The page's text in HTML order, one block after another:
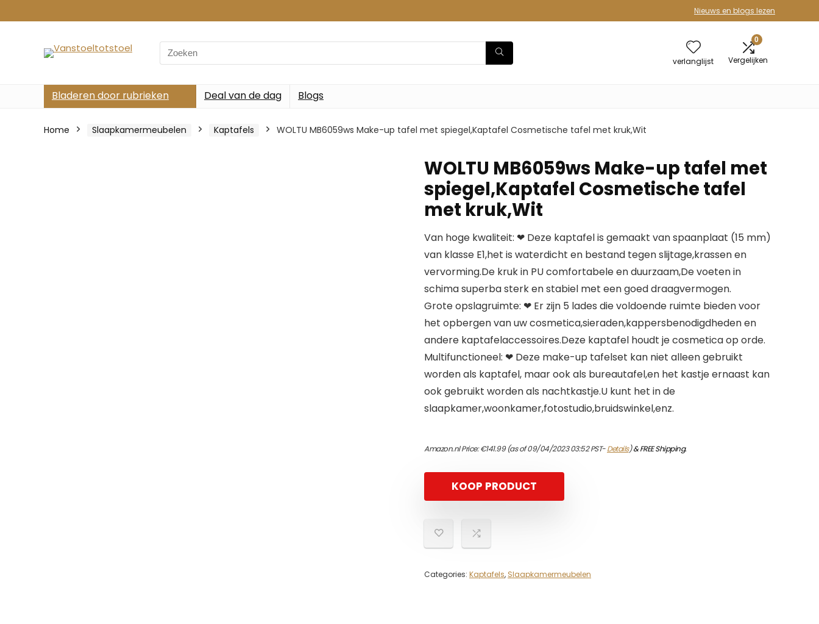
Nieuws en blogs lezen
Search
for:
verlanglijst
0
Vergelijken
Bladeren door rubrieken Deal van de dag Blogs
Home Slaapkamermeubelen Kaptafels WOLTU MB6059ws Make-up tafel met spiegel,Kaptafel Cosmetische tafel met kruk,Wit
WOLTU MB6059ws Make-up tafel met
spiegel,Kaptafel Cosmetische tafel
met kruk,Wit
Van hoge kwaliteit: ❤ Deze kaptafel is gemaakt van spaanplaat (15 mm)
van klasse E1,het is waterdicht en bestand tegen slijtage,krassen en
vervorming.De kruk in PU comfortabele en duurzaam,De voeten in
schima superba sterk en stabiel met een goed draagvermogen.
Grote opslagruimte: ❤ Er zijn 5 lades die voldoende ruimte bieden voor
het opbergen van uw cosmetica,sieraden,kappersbenodigdheden en
andere kaptafelaccessoires.Deze kaptafel houdt je cosmetica op orde.
Multifunctioneel: ❤ Deze make-up tafelset kan niet alleen gebruikt
worden als kaptafel, maar ook als bureautafel,en het kastje ernaast kan
ook gebruikt worden als nachtkastje.U kunt het in de
slaapkamer,woonkamer,fotostudio,bruidswinkel,enz.
Amazon.nl Price:€141.99(as of 09/04/2023 03:52 PST-Details)&FREE Shipping.
KOOP PRODUCT
Categories: Kaptafels, Slaapkamermeubelen